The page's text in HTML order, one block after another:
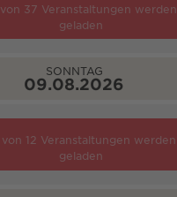
von 37 Veranstaltungen werden
geladen
SONNTAG
09.08.2026
von 12 Veranstaltungen werden
geladen